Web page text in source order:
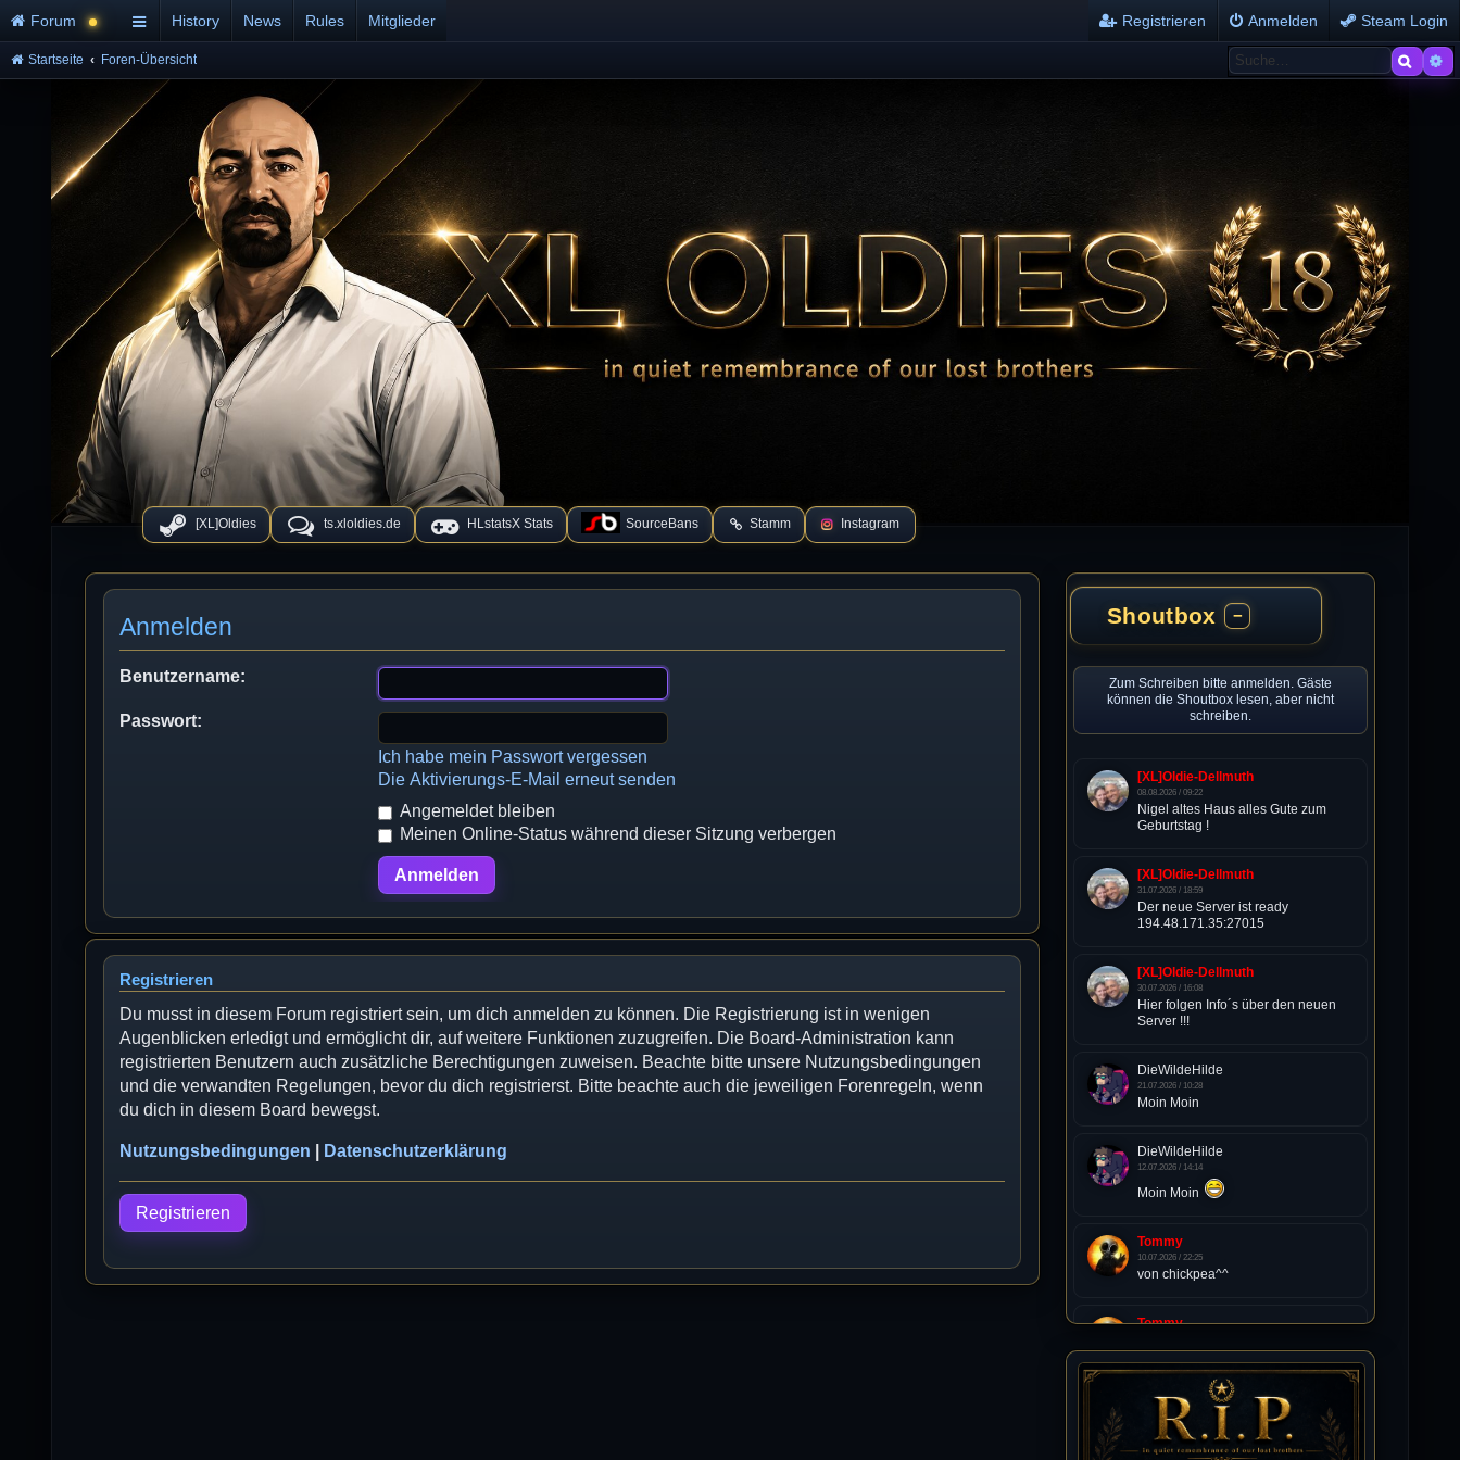
[XL]Oldies ts.xloldies.de HLstatsX Stats SourceBans Stamm Instagram
Forum History News Rules Mitglieder Steam Login
Anmelden
Registrieren
Startseite Foren-Übersicht Suche
Anmelden
Benutzername:
Passwort:
Ich habe mein Passwort vergessen
Die Aktivierungs-E-Mail erneut senden
Angemeldet bleiben
Meinen Online-Status während dieser Sitzung verbergen
Registrieren
Du musst in diesem Forum registriert sein, um dich anmelden zu können. Die Registrierung ist in wenigen
Augenblicken erledigt und ermöglicht dir, auf weitere Funktionen zuzugreifen. Die Board-Administration kann
registrierten Benutzern auch zusätzliche Berechtigungen zuweisen. Beachte bitte unsere Nutzungsbedingungen
und die verwandten Regelungen, bevor du dich registrierst. Bitte beachte auch die jeweiligen Forenregeln, wenn
du dich in diesem Board bewegst.
Nutzungsbedingungen Datenschutzerklärung
Registrieren
Shoutbox −
Zum Schreiben bitte anmelden. Gäste
können die Shoutbox lesen, aber nicht
schreiben.
[XL]Oldie-Dellmuth
08.08.2026 / 09:22
Nigel altes Haus alles Gute zum
Geburtstag !
[XL]Oldie-Dellmuth
31.07.2026 / 18:59
Der neue Server ist ready
194.48.171.35:27015
[XL]Oldie-Dellmuth
30.07.2026 / 16:08
Hier folgen Info´s über den neuen
Server !!!
DieWildeHilde
21.07.2026 / 10:28
Moin Moin
DieWildeHilde
12.07.2026 / 14:14
Moin Moin
Tommy
10.07.2026 / 22:25
von chickpea^^
Tommy
Letzte Aktivität:
27. Dez 2023, 22:48
DieWildeHilde
10.07.2026 / 12:48